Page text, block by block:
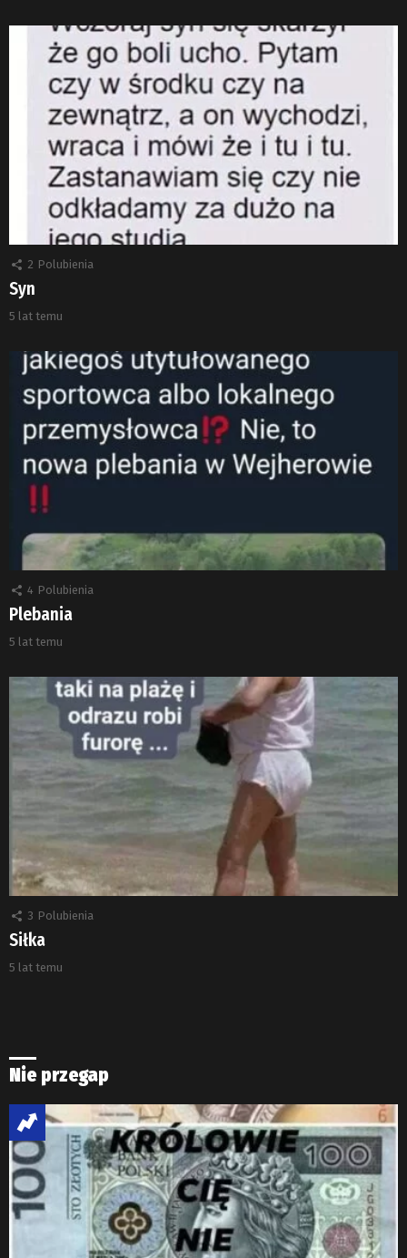
2 Polubienia
Syn
5 lat temu
4 Polubienia
Plebania
5 lat temu
3 Polubienia
Siłka
5 lat temu
Nie przegap